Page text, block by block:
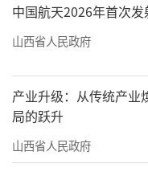
中国航天2026年首次发
山西省人民政府
产业升级：从传统产业
局的跃升
山西省人民政府